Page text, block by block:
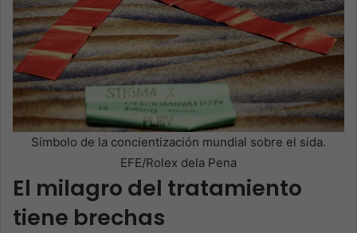
Símbolo de la concientización mundial sobre el sida.
EFE/Rolex dela Pena
El milagro del tratamiento
tiene brechas